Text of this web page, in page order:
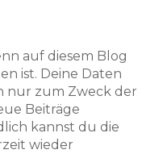
auf diesem Blog
ist. Deine Daten
nur zum Zweck der
Beiträge
kannst du die
wieder